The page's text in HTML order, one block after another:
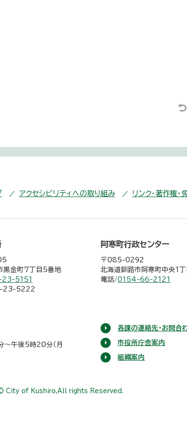
アクセシビリティへの取り組み リンク・著作権・
黒金町7丁目5番地
5151
23-5222
阿寒町行政センター
〒085-0292
北海道釧路市阿寒町中央1
電話/0154-66-2121
午後5時20分（月
各課の連絡先・お問合
市役所庁舎案内
組織案内
City of Kushiro,All rights Reserved.